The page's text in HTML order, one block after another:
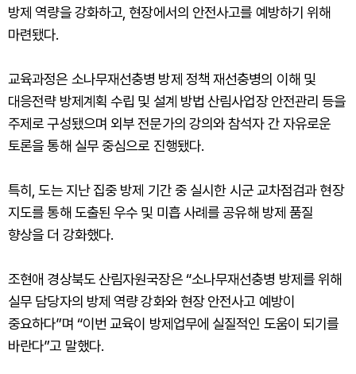
방제 역량을 강화하고, 현장에서의 안전사고를 예방하기 위해
마련됐다.
교육과정은 소나무재선충병 방제 정책 재선충병의 이해 및
대응전략 방제계획 수립 및 설계 방법 산림사업장 안전관리 등을
주제로 구성됐으며 외부 전문가의 강의와 참석자 간 자유로운
토론을 통해 실무 중심으로 진행됐다.
특히, 도는 지난 집중 방제 기간 중 실시한 시군 교차점검과 현장
지도를 통해 도출된 우수 및 미흡 사례를 공유해 방제 품질
향상을 더 강화했다.
조현애 경상북도 산림자원국장은 “소나무재선충병 방제를 위해
실무 담당자의 방제 역량 강화와 현장 안전사고 예방이
중요하다”며 “이번 교육이 방제업무에 실질적인 도움이 되기를
바란다”고 말했다.